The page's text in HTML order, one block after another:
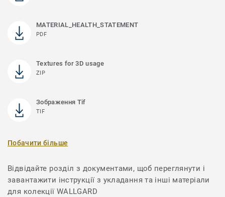
MATERIAL_HEALTH_STATEMENT
PDF
Textures for 3D usage
ZIP
Зображення Tif
TIF
Побачити більше
Відвідайте розділ з документами, щоб переглянути і
завантажити інструкції з укладання та інші матеріали
для колекції WALLGARD